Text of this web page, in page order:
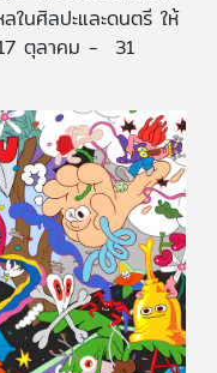
นศิลปะและดนตรี ให้
ตุลาคม - 31